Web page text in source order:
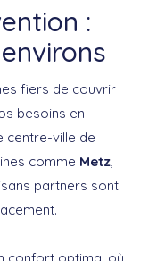
:
fiers de couvrir
besoins en
centre-ville de
comme Metz
partners sont